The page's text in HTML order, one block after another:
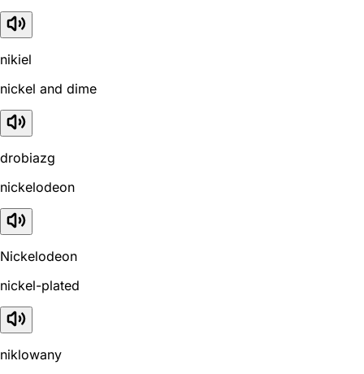
nikiel
nickel and dime
drobiazg
nickelodeon
Nickelodeon
nickel-plated
niklowany